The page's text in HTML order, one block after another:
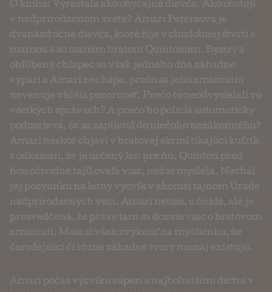
O knihe: Vyrastala ako obyčajné dievča. Ako obstojí
v nadprirodzenom svete? Amari Petersová je
dvanásťročné dievča, ktoré žije v chudobnej štvrti s
mamou a so starším bratom Quintonom. Bystrý a
obľúbený chlapec sa však jedného dňa záhadne
vyparí a Amari nechápe, prečo sa jeho zmiznutiu
nevenuje väčšia pozornosť. Prečo to neodvysielali vo
všetkých správach? A prečo ho polícia automaticky
podozrieva, že sa zaplietol do niečoho nezákonného?
Amari neskôr objaví v bratovej skrini tikajúci kufrík
s odkazom, že je určený len pre ňu. Quinton pred
ňou očividne tajil oveľa viac, než si myslela. Nechal
jej pozvánku na letný výcvik v akomsi tajnom Úrade
nadprirodzených vecí. Amari netuší, o čo ide, ale je
presvedčená, že práve tam sa dozvie viac o bratovom
zmiznutí. Musí si však zvyknúť na myšlienku, že
čarodejníci či rôzne záhadné tvory naozaj existujú.
Amari počas výcviku súperí s najbohatšími deťmi v